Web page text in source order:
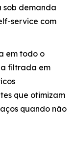
sob demanda
service com
em todo o
filtrada em
que otimizam
quando não